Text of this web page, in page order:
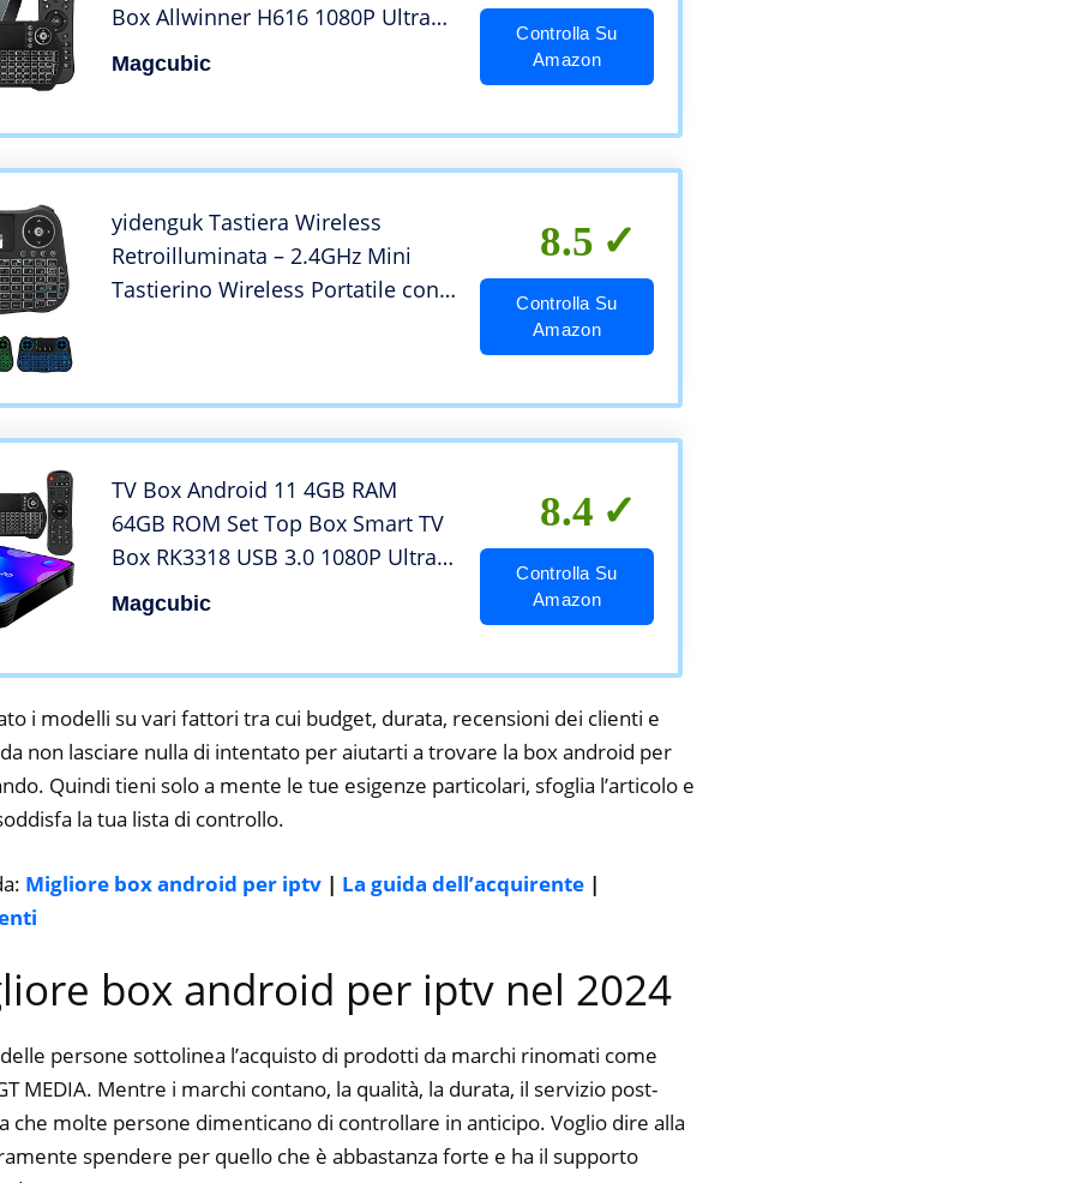
Box Allwinner H616 1080P Ultra
HD 4K 6K HDR WiFi 2.4G 5.8GHz
BT 4.1 Android TV Box con Mini
Magcubic
Controlla Su
Amazon
yidenguk Tastiera Wireless
Retroilluminata – 2.4GHz Mini
Tastierino Wireless Portatile con
8.5
Controlla Su
Amazon
TV Box Android 11 4GB RAM
64GB ROM Set Top Box Smart TV
Box RK3318 USB 3.0 1080P Ultra
HD 4K HDR WiFi 2.4GHz 5.8GHz
BT 4.1 Android TV Box con Mini
Magcubic
8.4
Controlla Su
Amazon
i modelli su vari fattori tra cui budget, durata, recensioni dei clienti e
non lasciare nulla di intentato per aiutarti a trovare la box android per
Quindi tieni solo a mente le tue esigenze particolari, sfoglia l’articolo e
la tua lista di controllo.
Migliore box android per iptv | La guida dell’acquirente |
box android per iptv nel 2024
persone sottolinea l’acquisto di prodotti da marchi rinomati come
MEDIA. Mentre i marchi contano, la qualità, la durata, il servizio post-
che molte persone dimenticano di controllare in anticipo. Voglio dire alla
spendere per quello che è abbastanza forte e ha il supporto